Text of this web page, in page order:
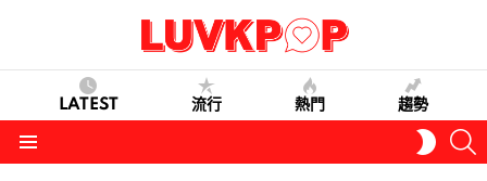
LATEST 流行 熱門 趨勢
SKIN